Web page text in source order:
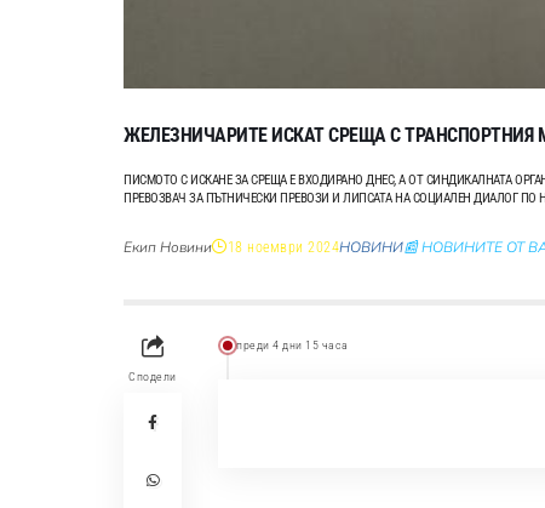
ЖЕЛЕЗНИЧАРИТЕ ИСКАТ СРЕЩА С ТРАНСПОРТНИЯ
ПИСМОТО С ИСКАНЕ ЗА СРЕЩА Е ВХОДИРАНО ДНЕС, А ОТ СИНДИКАЛНАТА
ПРЕВОЗВАЧ ЗА ПЪТНИЧЕСКИ ПРЕВОЗИ И ЛИПСАТА НА СОЦИАЛЕН ДИАЛОГ ПО
Екип Новини 18 ноември 2024НОВИНИ📰 НОВИНИТЕ ОТ
Сподели
преди 4 дни 15 часа